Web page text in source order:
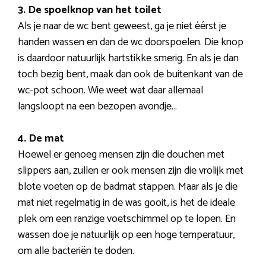
3. De spoelknop van het toilet
Als je naar de wc bent geweest, ga je niet éérst je
handen wassen en dan de wc doorspoelen. Die knop
is daardoor natuurlijk hartstikke smerig. En als je dan
toch bezig bent, maak dan ook de buitenkant van de
wc-pot schoon. Wie weet wat daar allemaal
langsloopt na een bezopen avondje…
4. De mat
Hoewel er genoeg mensen zijn die douchen met
slippers aan, zullen er ook mensen zijn die vrolijk met
blote voeten op de badmat stappen. Maar als je die
mat niet regelmatig in de was gooit, is het de ideale
plek om een ranzige voetschimmel op te lopen. En
wassen doe je natuurlijk op een hoge temperatuur,
om alle bacteriën te doden.